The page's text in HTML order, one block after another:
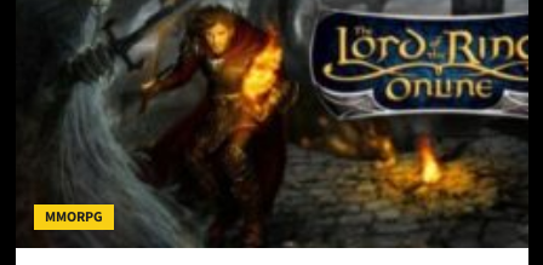
Chasing
KaleidoRIDER
объявили
вместе
с
публикацией
нового
трейлера
MMORPG